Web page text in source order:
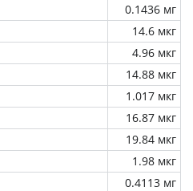
0.1436 мг
14.6 мкг
4.96 мкг
14.88 мкг
1.017 мкг
16.87 мкг
19.84 мкг
1.98 мкг
0.4113 мг